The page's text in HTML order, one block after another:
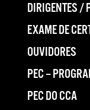
DIRIGENTES /
EXAME DE
OUVIDORES
PEC –
PEC DO CCA